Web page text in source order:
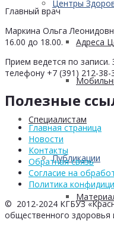
Центры
Адреса
Cпециалистам
Публикации
Главный врач
Маркина Ольга
16.00 до 18.00.
Прием ведется по
телефону +7 (391) 212-38-
Полезные
Главная страница
Новости
Контакты
Обратная связь
Согласие на
Политика
© 2012-2024 КГБУЗ
общественного